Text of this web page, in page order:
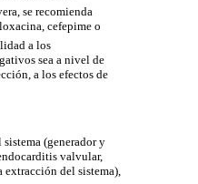
se recomienda
cefepime o
a los
sea a nivel de
a los efectos de
(generador y
valvular,
del sistema),